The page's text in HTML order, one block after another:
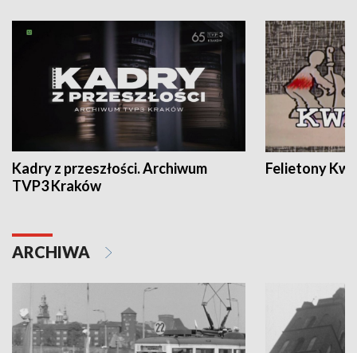
Kadry z przeszłości. Archiwum
TVP3 Kraków
Felietony
ARCHIWA